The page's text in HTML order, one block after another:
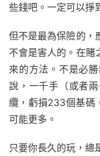
些錢吧。一定可以掙
但不是最為保險的，
不會是害人的。在賭
來的方法。不是必
說，一千手（或者
纜，虧損233個基碼
可能更多。
只要你長久的玩，總